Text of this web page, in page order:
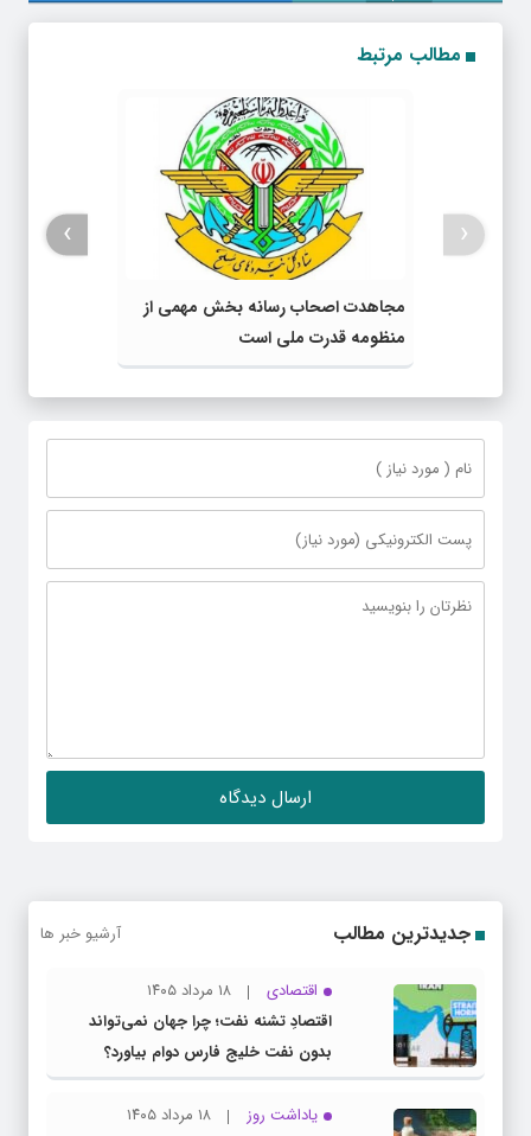
مطالب مرتبط
مجاهدت اصحاب رسانه بخش مهمی از
منظومه قدرت ملی است
‹
›
جدیدترین مطالب آرشیو خبر ها
اقتصادی
۱۸ مرداد ۱۴۰۵
اقتصادِ تشنه‌ نفت؛ چرا جهان نمی‌تواند
بدون نفت خلیج فارس دوام بیاورد؟
یاداشت روز
۱۸ مرداد ۱۴۰۵